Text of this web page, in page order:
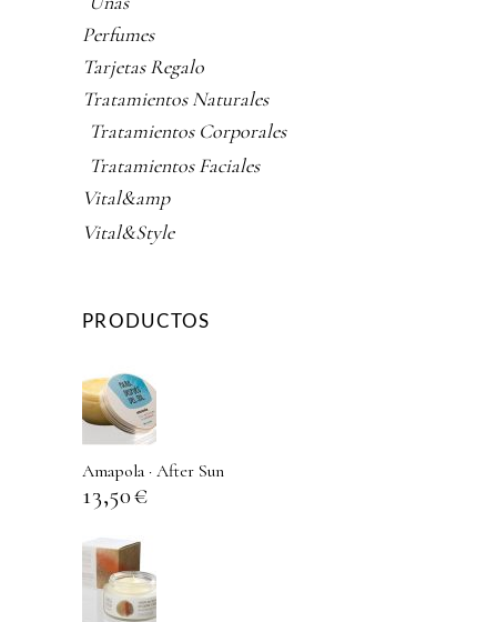
Perfumes
Tarjetas Regalo
Tratamientos Naturales
Tratamientos Corporales
Tratamientos Faciales
Vital&amp
Vital&Style
PRODUCTOS
Amapola · After Sun
13,50€